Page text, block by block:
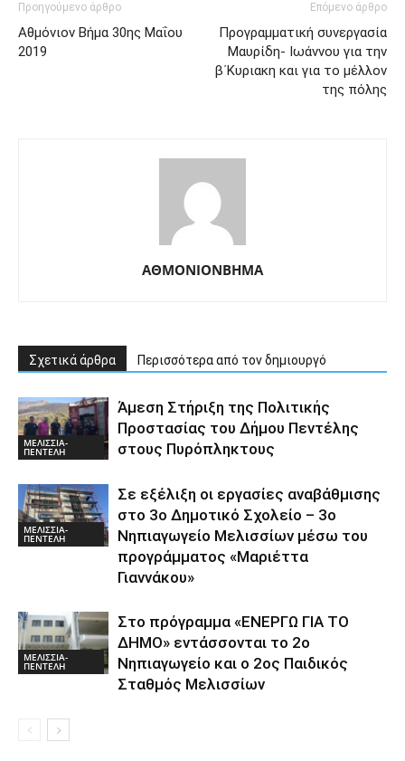
Προηγούμενο άρθρο
Αθμόνιον Βήμα 30ης Μαΐου
2019
Επόμενο άρθρο
Προγραμματική συνεργασία
Μαυρίδη- Ιωάννου για την
β΄Κυριακη και για το μέλλον
της πόλης
ΑΘΜΟΝΙΟΝΒΗΜΑ
Σχετικά άρθρα Περισσότερα από τον δημιουργό
ΜΕΛΙΣΣΙΑ-
ΠΕΝΤΕΛΗ
Άμεση Στήριξη της Πολιτικής
Προστασίας του Δήμου Πεντέλης
στους Πυρόπληκτους
ΜΕΛΙΣΣΙΑ-
ΠΕΝΤΕΛΗ
Σε εξέλιξη οι εργασίες αναβάθμισης
στο 3ο Δημοτικό Σχολείο – 3ο
Νηπιαγωγείο Μελισσίων μέσω του
προγράμματος «Μαριέττα
Γιαννάκου»
ΜΕΛΙΣΣΙΑ-
ΠΕΝΤΕΛΗ
Στο πρόγραμμα «ΕΝΕΡΓΩ ΓΙΑ ΤΟ
ΔΗΜΟ» εντάσσονται το 2ο
Νηπιαγωγείο και ο 2ος Παιδικός
Σταθμός Μελισσίων